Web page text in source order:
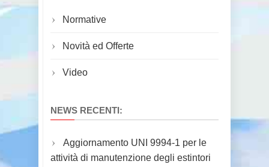
Normative
Novità ed Offerte
Video
NEWS RECENTI:
Aggiornamento UNI 9994-1 per le
attività di manutenzione degli estintori